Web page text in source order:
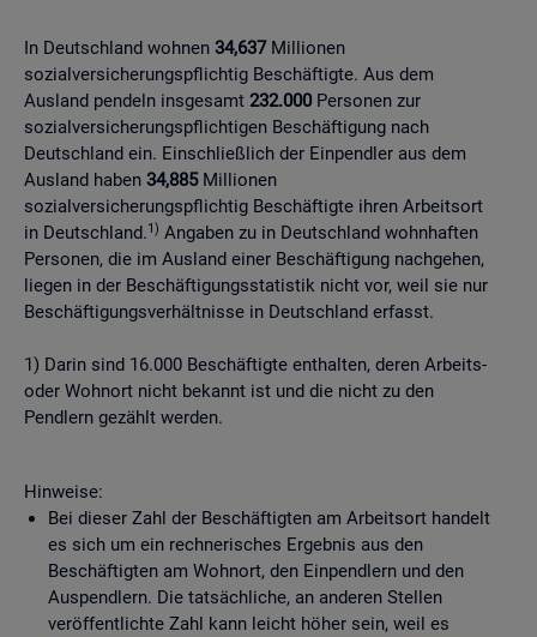
In Deutschland wohnen 34,637Millionen
sozialversicherungspflichtig Beschäftigte. Aus dem
Ausland pendeln insgesamt 232.000Personen zur
sozialversicherungspflichtigen Beschäftigung nach
Deutschland ein. Einschließlich der Einpendler aus dem
Ausland haben 34,885Millionen
sozialversicherungspflichtig Beschäftigte ihren Arbeitsort
in Deutschland.1) Angaben zu in Deutschland wohnhaften
Personen, die im Ausland einer Beschäftigung nachgehen,
liegen in der Beschäftigungsstatistik nicht vor, weil sie nur
Beschäftigungsverhältnisse in Deutschland erfasst.
1) Darin sind 16.000 Beschäftigte enthalten, deren Arbeits-
oder Wohnort nicht bekannt ist und die nicht zu den
Pendlern gezählt werden.
Hinweise:
Bei dieser Zahl der Beschäftigten am Arbeitsort handelt
es sich um ein rechnerisches Ergebnis aus den
Beschäftigten am Wohnort, den Einpendlern und den
Auspendlern. Die tatsächliche, an anderen Stellen
veröffentlichte Zahl kann leicht höher sein, weil es